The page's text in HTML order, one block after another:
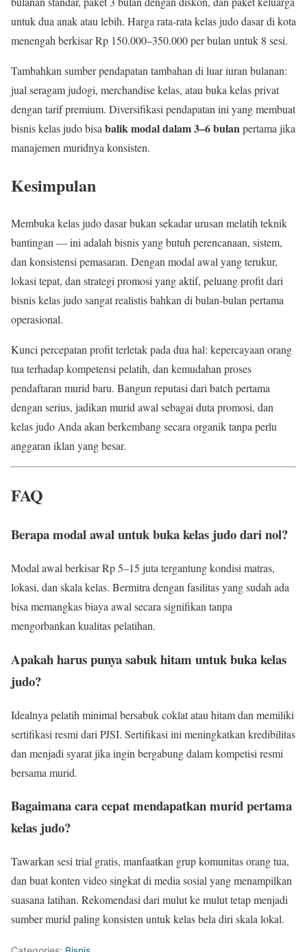
untuk dua anak atau lebih. Harga rata-rata kelas judo dasar di kota
menengah berkisar Rp 150.000–350.000 per bulan untuk 8 sesi.
Tambahkan sumber pendapatan tambahan di luar iuran bulanan:
jual seragam judogi, merchandise kelas, atau buka kelas privat
dengan tarif premium. Diversifikasi pendapatan ini yang membuat
bisnis kelas judo bisa balik modal dalam 3–6 bulanpertama jika
manajemen muridnya konsisten.
Kesimpulan
Membuka kelas judo dasar bukan sekadar urusan melatih teknik
bantingan — ini adalah bisnis yang butuh perencanaan, sistem,
dan konsistensi pemasaran. Dengan modal awal yang terukur,
lokasi tepat, dan strategi promosi yang aktif, peluang profit dari
bisnis kelas judo sangat realistis bahkan di bulan-bulan pertama
operasional.
Kunci percepatan profit terletak pada dua hal: kepercayaan orang
tua terhadap kompetensi pelatih, dan kemudahan proses
pendaftaran murid baru. Bangun reputasi dari batch pertama
dengan serius, jadikan murid awal sebagai duta promosi, dan
kelas judo Anda akan berkembang secara organik tanpa perlu
anggaran iklan yang besar.
FAQ
Berapa modal awal untuk buka kelas judo dari nol?
Modal awal berkisar Rp 5–15 juta tergantung kondisi matras,
lokasi, dan skala kelas. Bermitra dengan fasilitas yang sudah ada
bisa memangkas biaya awal secara signifikan tanpa
mengorbankan kualitas pelatihan.
Apakah harus punya sabuk hitam untuk buka kelas
judo?
Idealnya pelatih minimal bersabuk coklat atau hitam dan memiliki
sertifikasi resmi dari PJSI. Sertifikasi ini meningkatkan kredibilitas
dan menjadi syarat jika ingin bergabung dalam kompetisi resmi
bersama murid.
Bagaimana cara cepat mendapatkan murid pertama
kelas judo?
Tawarkan sesi trial gratis, manfaatkan grup komunitas orang tua,
dan buat konten video singkat di media sosial yang menampilkan
suasana latihan. Rekomendasi dari mulut ke mulut tetap menjadi
sumber murid paling konsisten untuk kelas bela diri skala lokal.